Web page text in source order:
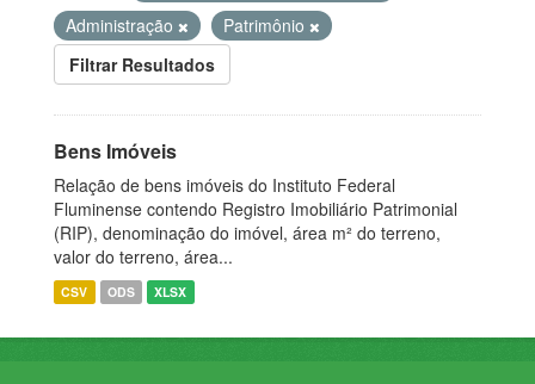
Administração
Patrimônio
Filtrar Resultados
Bens Imóveis
Relação de bens imóveis do Instituto Federal
Fluminense contendo Registro Imobiliário Patrimonial
(RIP), denominação do imóvel, área m² do terreno,
valor do terreno, área...
CSV ODS XLSX